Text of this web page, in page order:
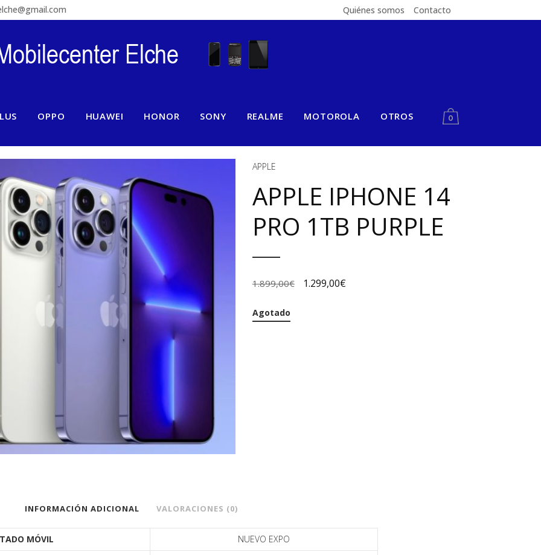
Quiénes somos Contacto
OPPO HUAWEI HONOR SONY REALME MOTOROLA OTROS 0
APPLE
APPLE IPHONE 14
PRO 1TB PURPLE
1.899,00€ 1.299,00€
Agotado
INFORMACIÓN ADICIONAL VALORACIONES (0)
MÓVIL
NUEVO EXPO